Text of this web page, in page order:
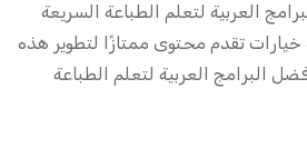
العربية لتعلم الطباعة السريعة
خيارات تقدم محتوى ممتازًا لتطوير هذه
البرامج العربية لتعلم الطباعة